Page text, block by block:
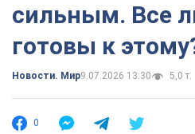
сильным. Все
готовы к
Новости. Мир9.07.2026 13:30 5,0 т.
0